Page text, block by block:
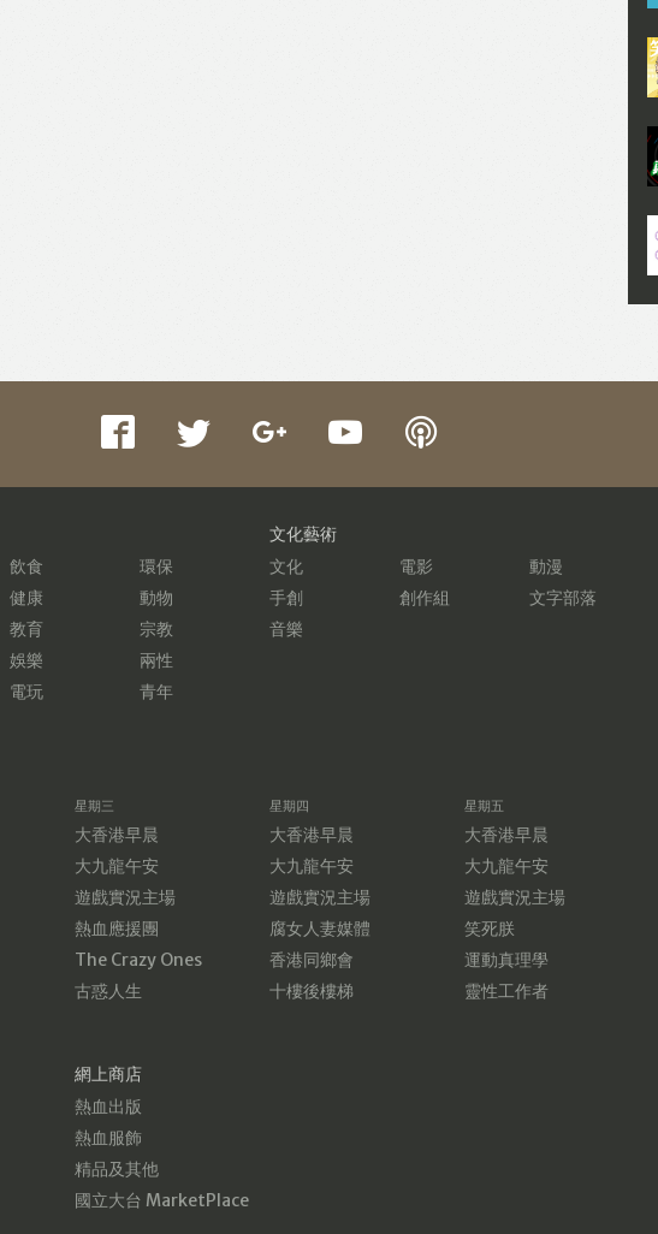
飲食
環保
健康
動物
教育
宗教
娛樂
兩性
電玩
青年
文化藝術
文化
電影
動漫
手創
創作組
文字部落
音樂
星期三
大香港早晨
大九龍午安
遊戲實況主場
熱血應援團
The Crazy Ones
古惑人生
星期四
大香港早晨
大九龍午安
遊戲實況主場
腐女人妻媒體
香港同鄉會
十樓後樓梯
星期五
大香港早晨
大九龍午安
遊戲實況主場
笑死朕
運動真理學
靈性工作者
網上商店
熱血出版
熱血服飾
精品及其他
國立大台 MarketPlace